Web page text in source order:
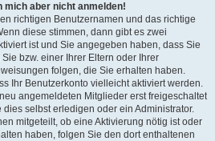
mich aber nicht anmelden!
richtigen Benutzernamen und das richtige
diese stimmen, dann gibt es zwei
ist und Sie angegeben haben, dass Sie
bzw. einer Ihrer Eltern oder Ihrer
folgen, die Sie erhalten haben.
Ihr Benutzerkonto vielleicht aktiviert werden.
angemeldeten Mitglieder erst freigeschaltet
selbst erledigen oder ein Administrator.
mitgeteilt, ob eine Aktivierung nötig ist oder
haben, folgen Sie den dort enthaltenen